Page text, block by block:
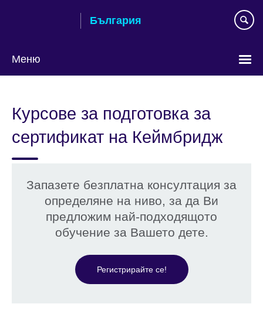
България
Меню
Курсове за подготовка за
сертификат на Кеймбридж
Запазете безплатна консултация за
определяне на ниво, за да Ви
предложим най-подходящото
обучение за Вашето дете.
Регистрирайте се!